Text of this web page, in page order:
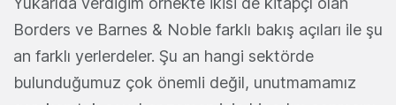
Borders ve Barnes & Noble farklı bakış açıları ile şu
an farklı yerlerdeler. Şu an hangi sektörde
bulunduğumuz çok önemli değil, unutmamamız